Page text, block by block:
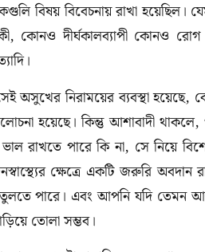
বিবেচনায় রাখা হয়েছিল।
কোনও দীর্ঘকালব্যাপী কোনও
অসুখের নিরাময়ের ব্যবস্থা
হয়েছে। কিন্তু আশাবাদী
রাখতে পারে কি না, সে নিয়ে
ক্ষেত্রে একটি জরুরি অবদান
পারে। এবং আপনি যদি তেমন
তোলা সম্ভব।